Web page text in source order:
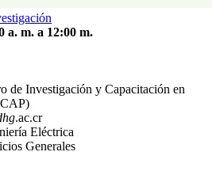
a. m. a 12:00 m.
de Investigación y Capacitación en
.ac.cr
Eléctrica
Generales